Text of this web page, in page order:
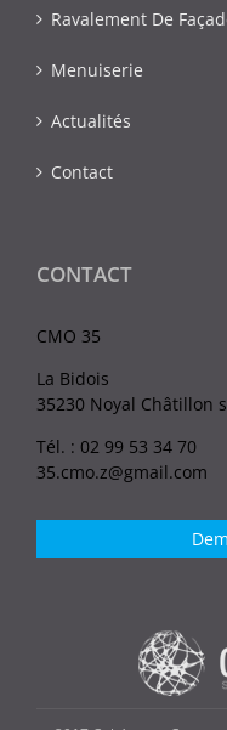
Ravalement De
Menuiserie
Actualités
Contact
CONTACT
CMO 35
La Bidois
35230 Noyal Châtillon
Tél. : 02 99 53 34 70
35.cmo.z@gmail.com